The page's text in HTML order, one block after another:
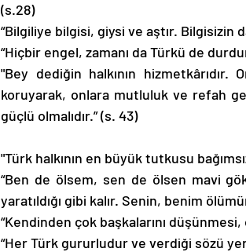
(s.28)
“Bilgiliye bilgisi, giysi ve aştır. Bilgisizin
“Hiçbir engel, zamanı da Türkü de
"Bey dediğin halkının hizmetkârıdır.
koruyarak, onlara mutluluk ve refah
güçlü olmalıdır.” (s. 43)
"Türk halkının en büyük tutkusu
“Ben de ölsem, sen de ölsen mavi
yaratıldığı gibi kalır. Senin, benim
“Kendinden çok başkalarını
“Her Türk gururludur ve verdiği sözü